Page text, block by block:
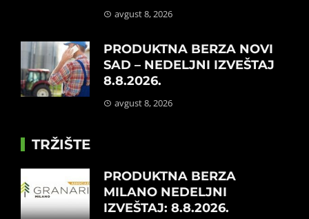
avgust 8, 2026
PRODUKTNA BERZA NOVI
SAD – NEDELJNI IZVEŠTAJ
8.8.2026.
avgust 8, 2026
TRŽIŠTE
PRODUKTNA BERZA
MILANO NEDELJNI
IZVEŠTAJ: 8.8.2026.